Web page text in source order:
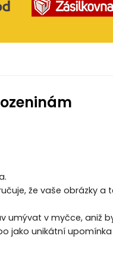
že vaše obrázky
umývat v myčce, aniž
jako unikátní